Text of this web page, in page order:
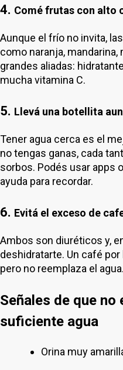
4. Comé frutas con alto
Aunque el frío no invita,
como naranja,
grandes aliadas:
mucha vitamina C.
5. Llevá una botellita
Tener agua cerca es el
no tengas ganas, cada
sorbos. Podés usar apps
ayuda para recordar.
6. Evitá el exceso de
Ambos son diuréticos y,
deshidratarte. Un café
pero no reemplaza el agua.
Señales de que
suficiente agua
Orina muy